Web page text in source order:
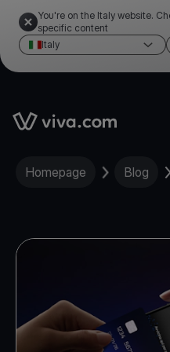
You're on the Italy website.
specific content
Italy
Link to the homepage
Homepage Blog